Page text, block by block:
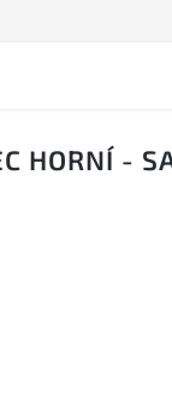
HORNÍ -